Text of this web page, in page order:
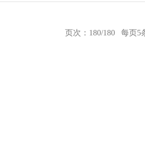
页次：180/180 每页